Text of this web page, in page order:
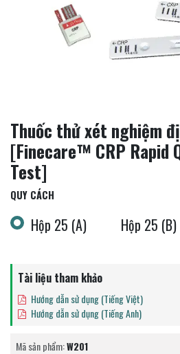
Thuốc thử xét nghiệm
[Finecare™ CRP Rapid
Test]
QUY CÁCH
Hộp 25 (A) Hộp 25 (B)
Tài liệu tham khảo
Hướng dẫn sử dụng (Tiếng Việt)
Hướng dẫn sử dụng (Tiếng Anh)
Mã sản phẩm:W201